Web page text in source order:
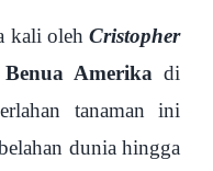
kali oleh Cristopher
Benua Amerika di
tanaman ini
dunia hingga